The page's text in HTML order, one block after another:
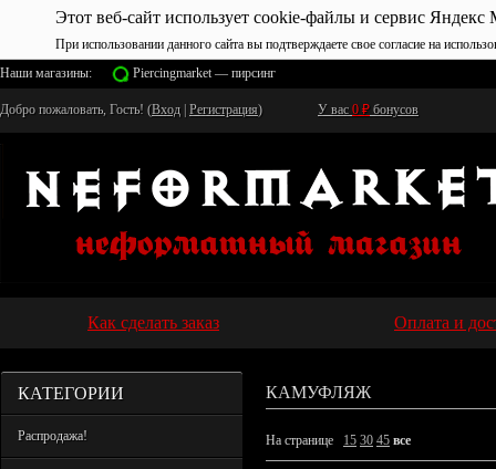
Этот веб-сайт использует cookie-файлы и сервис Яндекс
При использовании данного сайта вы подтверждаете свое согласие на
Наши магазины:
Piercingmarket — пирсинг
Добро пожаловать, Гость! (Вход Регистрация) У вас 0 ₽ бонусов
Как сделать заказ Оплата и
КАТЕГОРИИ
Распродажа!
КАМУФЛЯЖ
На странице 15 30 45 все